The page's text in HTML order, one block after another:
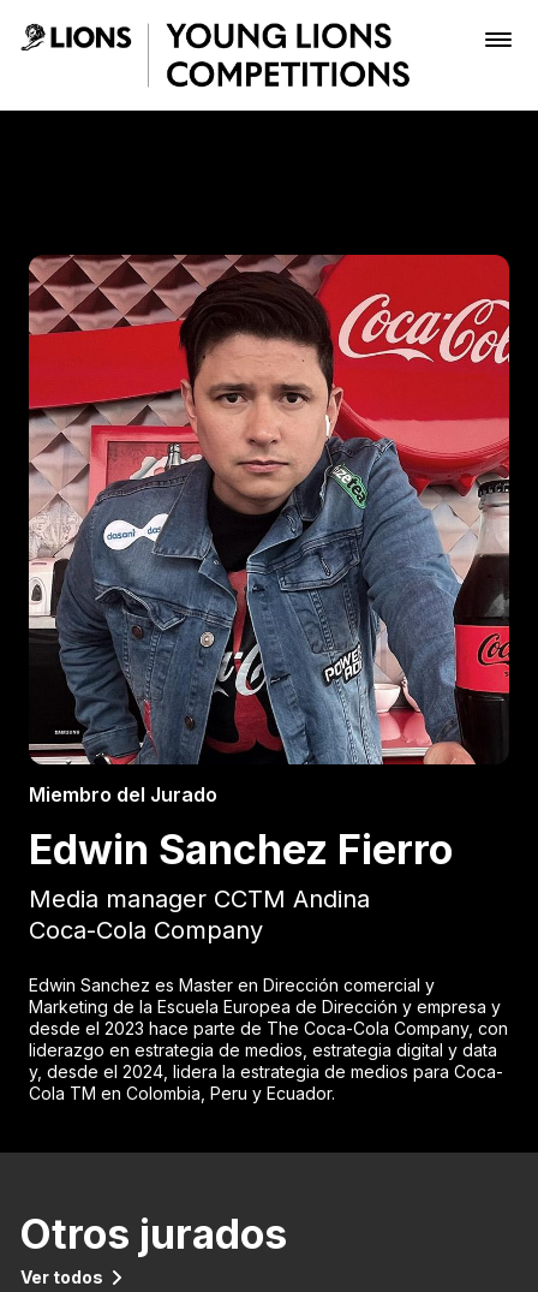
Saltar al contenido principal
Inscribir
Boletería
Miembro del Jurado
Edwin Sanchez Fierro
Media manager CCTM Andina
Coca-Cola Company
Edwin Sanchez es Master en Dirección comercial y
Marketing de la Escuela Europea de Dirección y empresa y
desde el 2023 hace parte de The Coca-Cola Company, con
liderazgo en estrategia de medios, estrategia digital y data
y, desde el 2024, lidera la estrategia de medios para Coca-
Cola TM en Colombia, Peru y Ecuador.
Otros jurados
Ver todos